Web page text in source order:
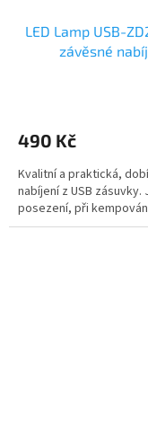
LED Lamp USB-
závěsné
490 Kč
Kvalitní a praktická,
nabíjení z USB
posezení, při